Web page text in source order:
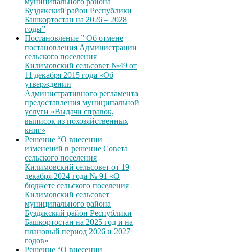
Буздякский район Республики
Башкортостан на 2026 – 2028
годы”
Постановление ” Об отмене
постановления Администрации
сельского поселения
Килимовский сельсовет №49 от
11 декабря 2015 года «Об
утверждении
Административного регламента
предоставления муниципальной
услуги «Выдачи справок,
выписок из похозяйственных
книг»
Решение “О внесении
изменений в решение Совета
сельского поселения
Килимовский сельсовет от 19
декабря 2024 года № 91 «О
бюджете сельского поселения
Килимовский сельсовет
муниципального района
Буздякский район Республики
Башкортостан на 2025 год и на
плановый период 2026 и 2027
годов»
Решение “О внесении